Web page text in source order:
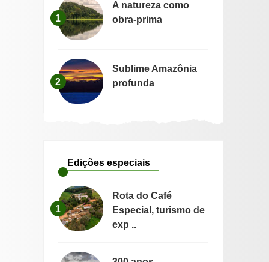
1
A natureza como
obra-prima
2
Sublime Amazônia
profunda
Edições especiais
1
Rota do Café
Especial, turismo de
exp ..